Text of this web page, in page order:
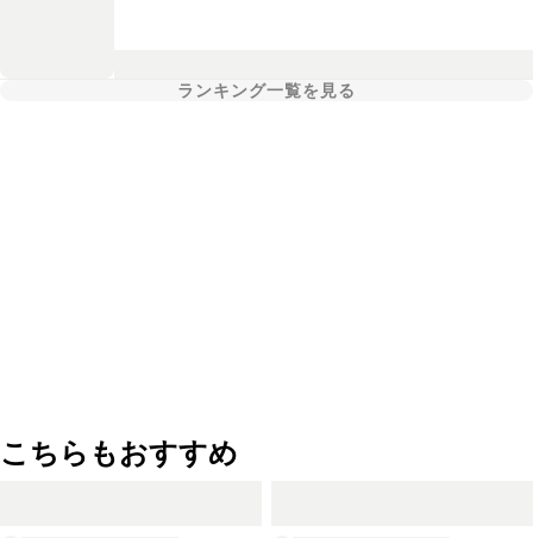
ランキング一覧を見る
こちらもおすすめ